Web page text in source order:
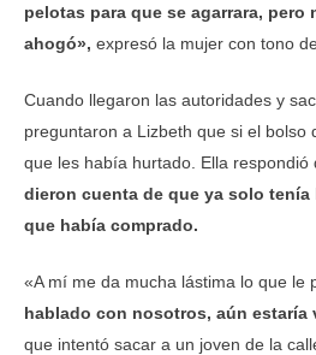
pelotas para que se agarrara, pero
ahogó», expresó la mujer con tono
Cuando llegaron las autoridades y
preguntaron a Lizbeth que si el bolso
que les había hurtado. Ella respondió
dieron cuenta de que ya solo tenía
que había comprado.
«A mí me da mucha lástima lo que le
hablado con nosotros, aún estaría
que intentó sacar a un joven de la